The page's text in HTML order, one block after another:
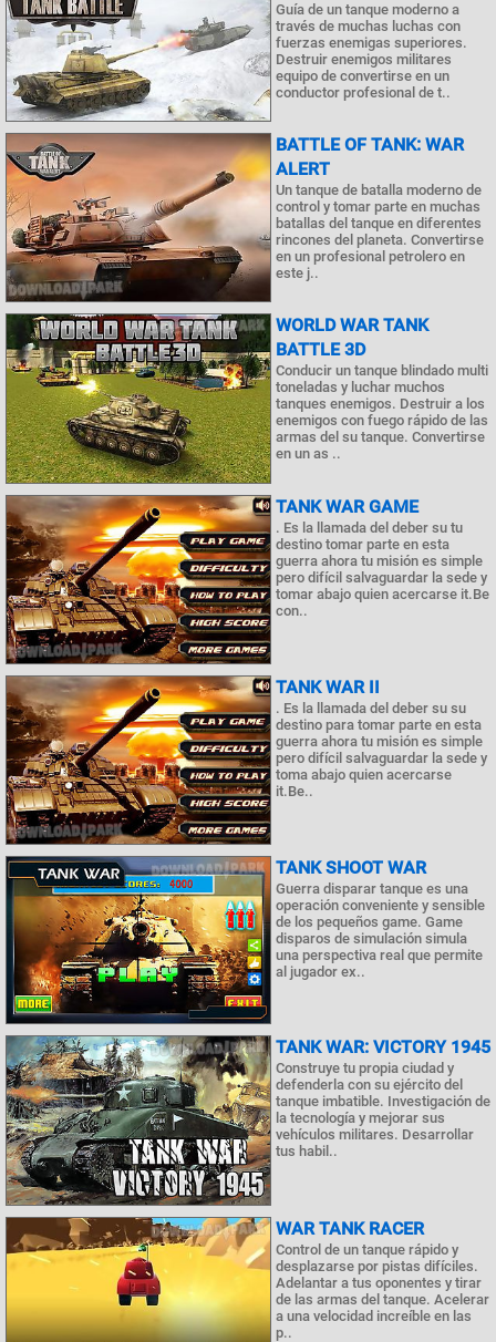
Guía de un tanque moderno a
través de muchas luchas con
fuerzas enemigas superiores.
Destruir enemigos militares
equipo de convertirse en un
conductor profesional de t..
BATTLE OF TANK: WAR
ALERT
Un tanque de batalla moderno de
control y tomar parte en muchas
batallas del tanque en diferentes
rincones del planeta. Convertirse
en un profesional petrolero en
este j..
WORLD WAR TANK
BATTLE 3D
Conducir un tanque blindado multi
toneladas y luchar muchos
tanques enemigos. Destruir a los
enemigos con fuego rápido de las
armas del su tanque. Convertirse
en un as ..
TANK WAR GAME
. Es la llamada del deber su tu
destino tomar parte en esta
guerra ahora tu misión es simple
pero difícil salvaguardar la sede y
tomar abajo quien acercarse it.Be
con..
TANK WAR II
. Es la llamada del deber su su
destino para tomar parte en esta
guerra ahora tu misión es simple
pero difícil salvaguardar la sede y
toma abajo quien acercarse
it.Be..
TANK SHOOT WAR
Guerra disparar tanque es una
operación conveniente y sensible
de los pequeños game. Game
disparos de simulación simula
una perspectiva real que permite
al jugador ex..
TANK WAR: VICTORY 1945
Construye tu propia ciudad y
defenderla con su ejército del
tanque imbatible. Investigación de
la tecnología y mejorar sus
vehículos militares. Desarrollar
tus habil..
WAR TANK RACER
Control de un tanque rápido y
desplazarse por pistas difíciles.
Adelantar a tus oponentes y tirar
de las armas del tanque. Acelerar
a una velocidad increíble en las
p..